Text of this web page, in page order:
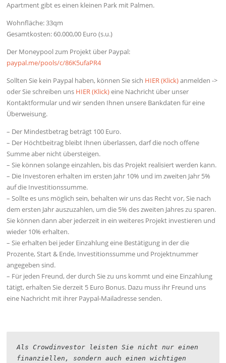
Apartment gibt es einen kleinen Park mit Palmen.
Wohnfläche: 33qm
Gesamtkosten: 60.000,00 Euro (s.u.)
Der Moneypool zum Projekt über Paypal:
paypal.me/pools/c/86K5ufaPR4
Sollten Sie kein Paypal haben, können Sie sich HIER (Klick)anmelden ->
oder Sie schreiben uns HIER (Klick)eine Nachricht über unser
Kontaktformular und wir senden Ihnen unsere Bankdaten für eine
Überweisung.
– Der Mindestbetrag beträgt 100 Euro.
– Der Höchtbeitrag bleibt Ihnen überlassen, darf die noch offene
Summe aber nicht übersteigen.
– Sie können solange einzahlen, bis das Projekt realisiert werden kann.
– Die Investoren erhalten im ersten Jahr 10% und im zweiten Jahr 5%
auf die Investitionssumme.
– Sollte es uns möglich sein, behalten wir uns das Recht vor, Sie nach
dem ersten Jahr auszuzahlen, um die 5% des zweiten Jahres zu sparen.
Sie können dann aber jederzeit in ein weiteres Projekt investieren und
wieder 10% erhalten.
– Sie erhalten bei jeder Einzahlung eine Bestätigung in der die
Prozente, Start & Ende, Investitionssumme und Projektnummer
angegeben sind.
– Für jeden Freund, der durch Sie zu uns kommt und eine Einzahlung
tätigt, erhalten Sie derzeit 5 Euro Bonus. Dazu muss ihr Freund uns
eine Nachricht mit ihrer Paypal-Mailadresse senden.
Als Crowdinvestor leisten Sie nicht nur einen
finanziellen, sondern auch einen wichtigen